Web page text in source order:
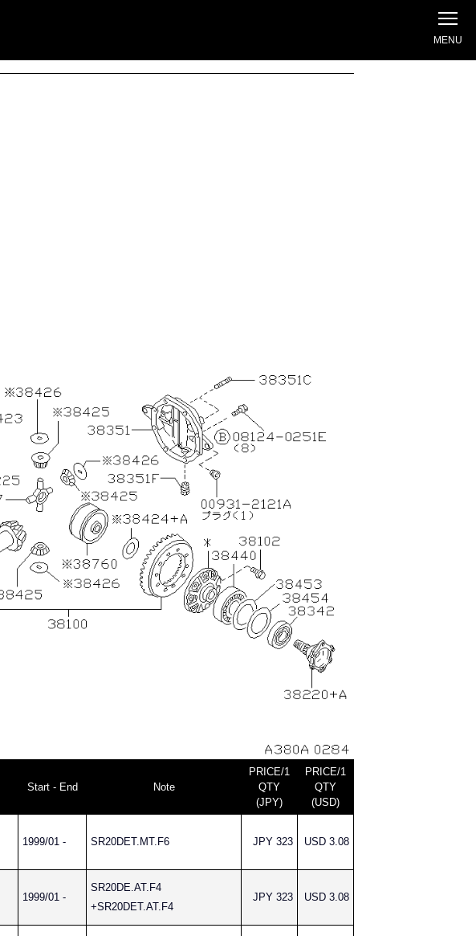
Start - End Note
PRICE/1
QTY
(JPY)
PRICE/1
QTY
(USD)
1999/01 - SR20DET.MT.F6 JPY 323 USD 3.08
1999/01 -
SR20DE.AT.F4
+SR20DET.AT.F4
JPY 323 USD 3.08